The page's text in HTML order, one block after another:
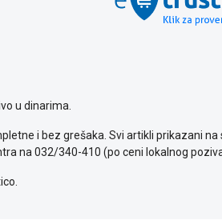
u dinarima.
i bez grešaka. Svi artikli prikazani na
na 032/340-410 (po ceni lokalnog